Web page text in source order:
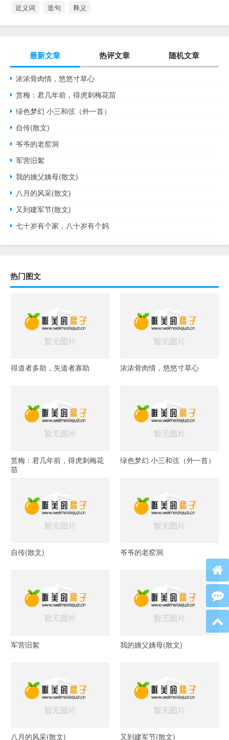
近义词
造句 释义
最新文章 热评文章 随机文章
浓浓骨肉情，悠悠寸草心
赏梅：君几年前，得虎刺梅花苗
绿色梦幻 小三和弦（外一首）
自传(散文)
爷爷的老窑洞
军营旧絮
我的姨父姨母(散文)
八月的风采(散文)
又到建军节(散文)
七十岁有个家，八十岁有个妈
热门图文
得道者多助，失道者寡助 浓浓骨肉情，悠悠寸草心
赏梅：君几年前，得虎刺梅花
苗
绿色梦幻 小三和弦（外一首）
自传(散文) 爷爷的老窑洞
军营旧絮 我的姨父姨母(散文)
八月的风采(散文) 又到建军节(散文)